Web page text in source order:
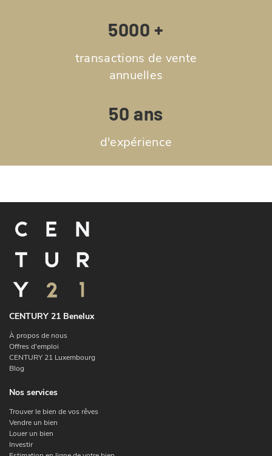
5000 +
transactions de vente
annuelles
50 ans
d'expérience
CENTURY 21 Benelux
À propos de nous
Offres d'emploi
CENTURY 21 Luxembourg
Blog
Nos services
Trouver le bien de vos rêves
Vendre un bien
Louer un bien
Investir